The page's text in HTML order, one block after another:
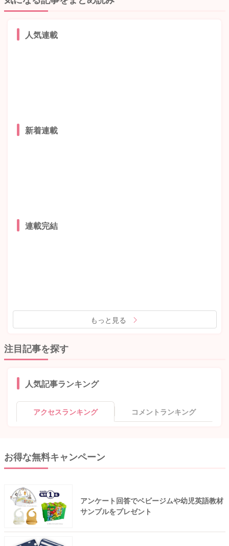
人気連載
新着連載
連載完結
もっと見る
注目記事を探す
人気記事ランキング
アクセスランキング コメントランキング
お得な無料キャンペーン
アンケート回答でベビージムや幼児英語教材
サンプルをプレゼント